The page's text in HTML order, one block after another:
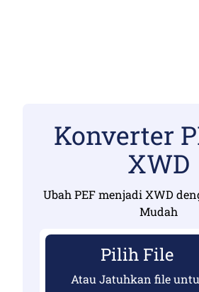
Konverter
XWD
Ubah PEF menjadi XWD
Mudah
Pilih File
Atau Jatuhkan file